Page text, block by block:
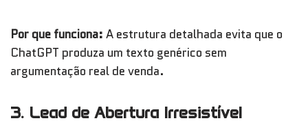
Por que funciona: A estrutura detalhada evita que o
ChatGPT produza um texto genérico sem
argumentação real de venda.
3. Lead de Abertura Irresistível